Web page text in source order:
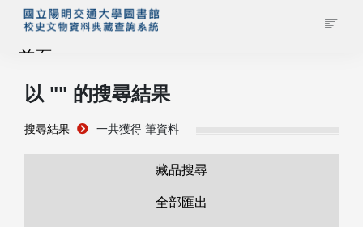
首頁
藏品查詢
以 "" 的搜尋結果
搜尋結果 一共獲得 筆資料
藏品搜尋
全部匯出